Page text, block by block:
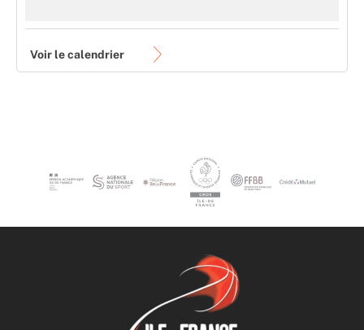
Voir le calendrier